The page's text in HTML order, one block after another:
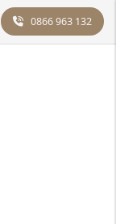
0866 963 132